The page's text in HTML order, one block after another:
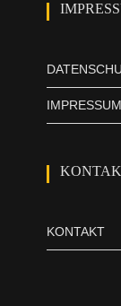
IMPRESSUM
KONTAKT